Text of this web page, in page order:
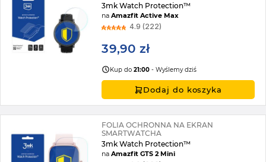
3mk Watch Protection™
naAmazfit Active Max
4.9 (222)
39,90 zł
Kup do21:00 - Wyślemy dziś
Dodaj do koszyka
FOLIA OCHRONNA NA EKRAN
SMARTWATCHA
3mk Watch Protection™
naAmazfit GTS 2 Mini